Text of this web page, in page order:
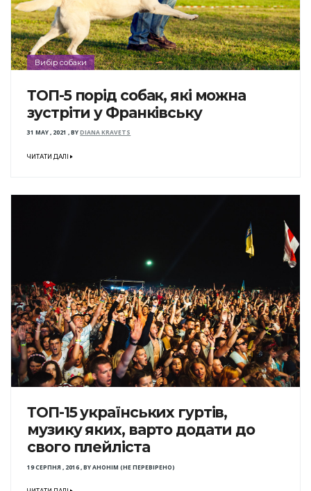
Вибір собаки
ТОП-5 порід собак, які можна
зустріти у Франківську
31 MAY , 2021 ,BYDIANA KRAVETS
ЧИТАТИ ДАЛІ
ТОП-15 українських гуртів,
музику яких, варто додати до
свого плейліста
19 СЕРПНЯ , 2016,BYАНОНІМ (НЕ ПЕРЕВІРЕНО)